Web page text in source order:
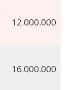
12.000.000
16.000.000